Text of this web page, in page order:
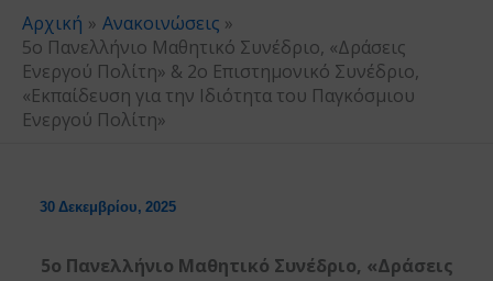
Αρχική
Ανακοινώσεις
5ο Πανελλήνιο Μαθητικό Συνέδριο, «Δράσεις
Ενεργού Πολίτη» & 2ο Επιστημονικό Συνέδριο,
«Εκπαίδευση για την Ιδιότητα του Παγκόσμιου
Ενεργού Πολίτη»
30 Δεκεμβρίου, 2025
5ο Πανελλήνιο Μαθητικό Συνέδριο, «Δράσεις